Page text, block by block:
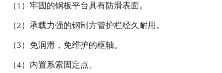
（1）牢固的钢板平台具有防滑表面。
（2）承载力强的钢制方管护栏经久耐用。
（3）免润滑，免维护的枢轴。
（4）内置系索固定点。